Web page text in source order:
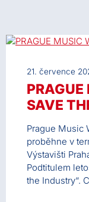
21. července
SAVE
Prague Music
proběhne v
Výstavišti
Podtitulem
the Industry“.